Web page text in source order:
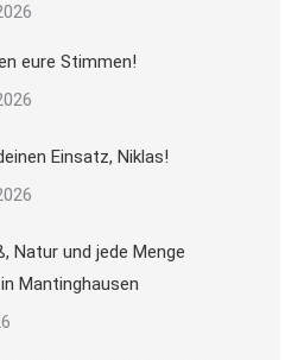
eure Stimmen!
Einsatz, Niklas!
Natur und jede Menge
Mantinghausen